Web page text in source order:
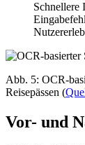
Schnellere
Abb. 5: OCR-
Reisepässen (
Vor- und